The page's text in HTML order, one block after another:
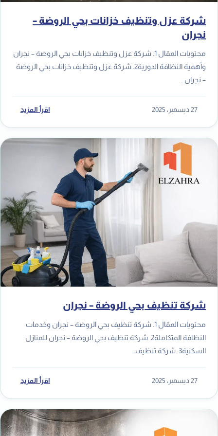
شركة عزل وتنظيف خزانات بحي الروضة –
نجران
محتويات المقال 1. شركة عزل وتنظيف خزانات بحي الروضة – نجران
وأهمية النظافة الدورية2. شركة عزل وتنظيف خزانات بحي الروضة
– نجران…
اقرأ المزيد
شركة تنظيف بحي الروضة – نجران
محتويات المقال 1. شركة تنظيف بحي الروضة – نجران وخدمات
النظافة المتكاملة2. شركة تنظيف بحي الروضة – نجران للمنازل
السكنية3. شركة تنظيف…
اقرأ المزيد